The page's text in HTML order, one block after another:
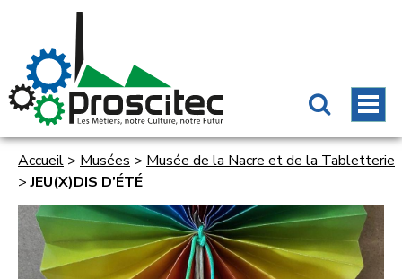
Accueil > Musées > Musée de la Nacre et de la Tabletterie
>JEU(X)DIS D’ÉTÉ